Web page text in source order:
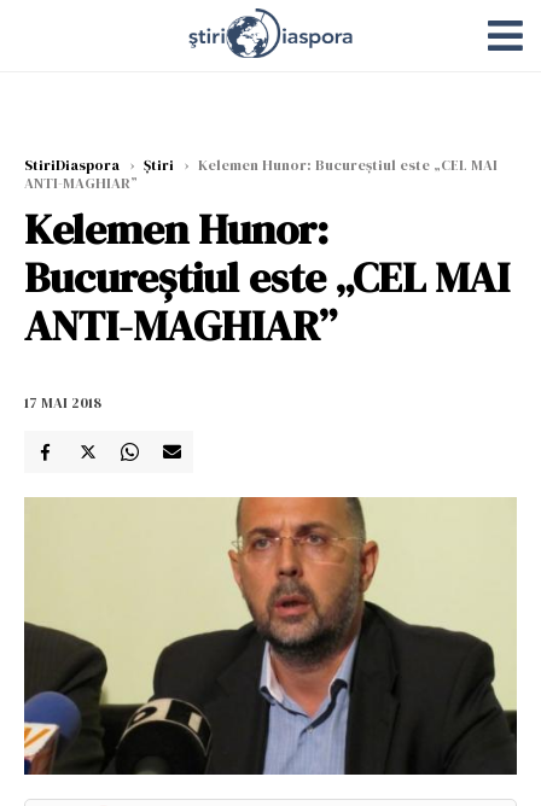
StiriDiaspora › Știri › Kelemen Hunor: Bucureştiul este „CEL MAI
ANTI-MAGHIAR”
Kelemen Hunor:
Bucureştiul este „CEL MAI
ANTI-MAGHIAR”
17 MAI 2018